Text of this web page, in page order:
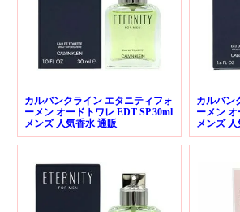
カルバンクライン エタニティフォ
ーメン オードトワレ EDT SP 30ml
メンズ 人気香水 通販
カルバン
ーメン オ
メンズ